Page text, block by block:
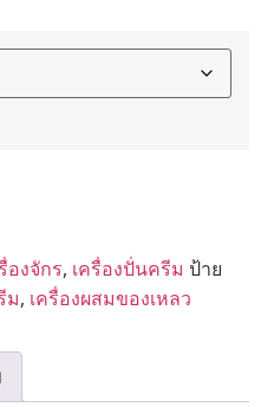
องจักร, เครื่องปั่นครีม ป้าย
ม, เครื่องผสมของเหลว